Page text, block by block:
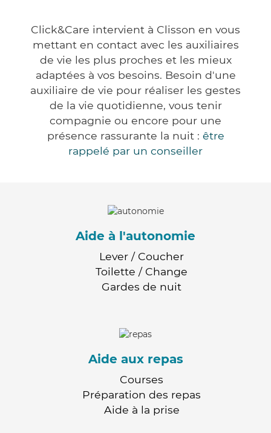
Click&Care intervient à Clisson en vous
mettant en contact avec les auxiliaires
de vie les plus proches et les mieux
adaptées à vos besoins. Besoin d'une
auxiliaire de vie pour réaliser les gestes
de la vie quotidienne, vous tenir
compagnie ou encore pour une
présence rassurante la nuit : être
rappelé par un conseiller
Aide à l'autonomie
Lever / Coucher
Toilette / Change
Gardes de nuit
Aide aux repas
Courses
Préparation des repas
Aide à la prise